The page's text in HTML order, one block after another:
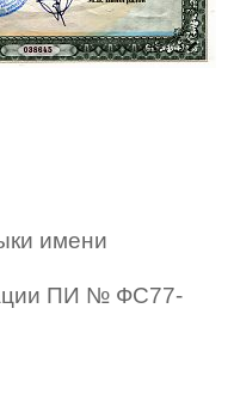
имени
ПИ № ФС77-